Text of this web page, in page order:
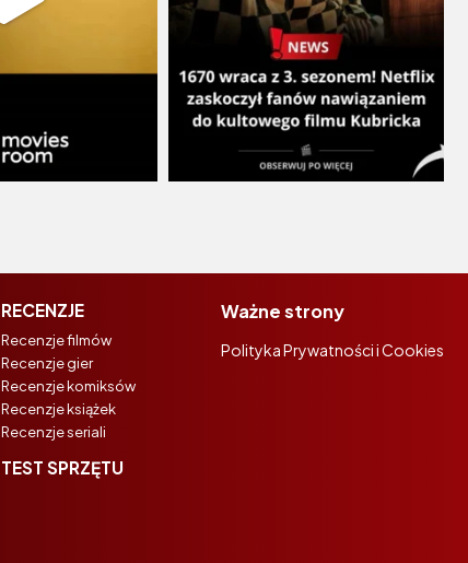
RECENZJE
Recenzje filmów
Recenzje gier
Recenzje komiksów
Recenzje książek
Recenzje seriali
TEST SPRZĘTU
Ważne strony
Polityka Prywatności i Cookies